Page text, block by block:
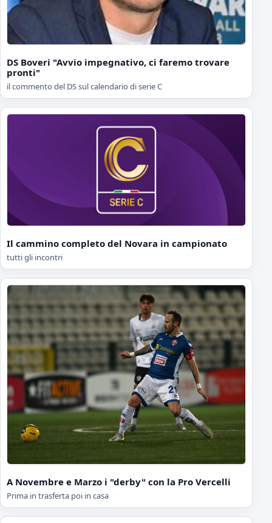
DS Boveri "Avvio impegnativo, ci faremo trovare
pronti"
il commento del DS sul calendario di serie C
Il cammino completo del Novara in campionato
tutti gli incontri
A Novembre e Marzo i "derby" con la Pro Vercelli
Prima in trasferta poi in casa